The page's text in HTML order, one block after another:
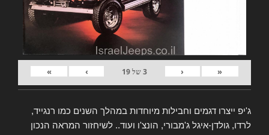
«
‹
3של19
›
»
ג'יפ ייצרו דגמים וחבילות מיוחדות במהלך השנים כמו רנגייד,
לרדו, גולדן-איגל ג'מבורי, הונצ'ו ועוד.. לשיחזור המראה הנכון